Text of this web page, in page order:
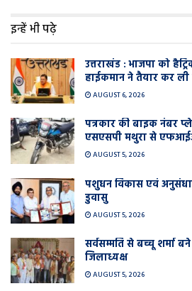
इन्हें भी पढ़े
उत्तराखंड : भाजपा को
हाईकमान ने तैयार कर ली
AUGUST 6, 2026
पत्रकार की बाइक नंबर
एसएसपी मथुरा से
AUGUST 5, 2026
पशुधन विकास एवं
डुवासु
AUGUST 5, 2026
सर्वसम्मति से बच्चू शर्मा
जिलाध्यक्ष
AUGUST 5, 2026